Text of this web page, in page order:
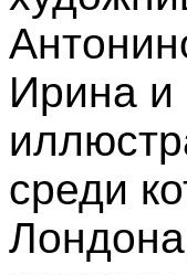
Ирина и
среди